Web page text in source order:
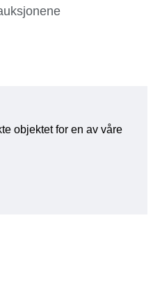
objektet for en av våre